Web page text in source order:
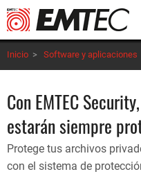
Pasar
al
contenido
principal
Inicio > Software y aplicaciones
Con EMTEC
estarán siempre
Protege tus archivos
con el sistema de